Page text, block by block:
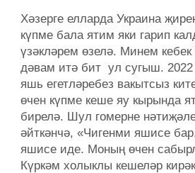
Хәзерге елларда Украина
күпме бала ятим яки гарип
үзәкләрем өзелә. Минем
дәвам итә бит ул сугыш.
яшь егетләребез вакытсыз
өчен күпме кеше яу кырында
бирелә. Шул гомерне
әйткәнчә, «Чигенми яшисе
яшисе иде. Моның өчен
Күркәм холыклы кешеләр